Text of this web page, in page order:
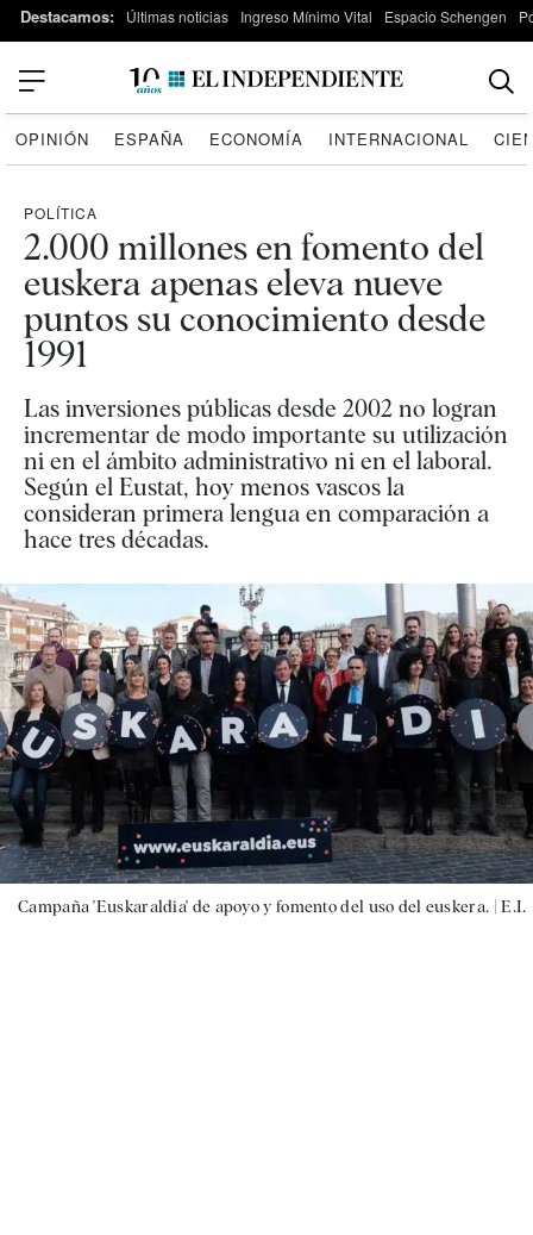
Destacamos: Últimas noticias Ingreso Mínimo Vital Espacio Schengen
OPINIÓN ESPAÑA ECONOMÍA INTERNACIONAL
POLÍTICA
2.000 millones en fomento del
euskera apenas eleva nueve
puntos su conocimiento desde
1991
Las inversiones públicas desde 2002 no logran
incrementar de modo importante su utilización
ni en el ámbito administrativo ni en el laboral.
Según el Eustat, hoy menos vascos la
consideran primera lengua en comparación a
hace tres décadas.
Campaña 'Euskaraldia' de apoyo y fomento del uso del euskera. |E.I.